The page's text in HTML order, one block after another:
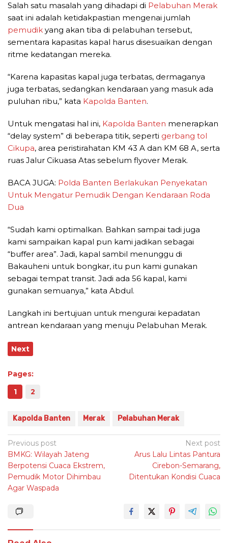
Salah satu masalah yang dihadapi di Pelabuhan Merak
saat ini adalah ketidakpastian mengenai jumlah
pemudik yang akan tiba di pelabuhan tersebut,
sementara kapasitas kapal harus disesuaikan dengan
ritme kedatangan mereka.
“Karena kapasitas kapal juga terbatas, dermaganya
juga terbatas, sedangkan kendaraan yang masuk ada
puluhan ribu,” kata Kapolda Banten.
Untuk mengatasi hal ini, Kapolda Banten menerapkan
“delay system” di beberapa titik, seperti gerbang tol
Cikupa, area peristirahatan KM 43 A dan KM 68 A, serta
ruas Jalur Cikuasa Atas sebelum flyover Merak.
BACA JUGA: Polda Banten Berlakukan Penyekatan
Untuk Mengatur Pemudik Dengan Kendaraan Roda
Dua
“Sudah kami optimalkan. Bahkan sampai tadi juga
kami sampaikan kapal pun kami jadikan sebagai
“buffer area”. Jadi, kapal sambil menunggu di
Bakauheni untuk bongkar, itu pun kami gunakan
sebagai tempat transit. Jadi ada 56 kapal, kami
gunakan semuanya,” kata Abdul.
Langkah ini bertujuan untuk mengurai kepadatan
antrean kendaraan yang menuju Pelabuhan Merak.
Next
Pages:
1
2
Kapolda Banten Merak Pelabuhan Merak
Post
navigation
Previous post
BMKG: Wilayah Jateng
Berpotensi Cuaca Ekstrem,
Pemudik Motor Dihimbau
Agar Waspada
Next post
Arus Lalu Lintas Pantura
Cirebon-Semarang,
Ditentukan Kondisi Cuaca